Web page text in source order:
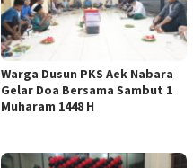
‎Warga Dusun PKS Aek Nabara
Gelar Doa Bersama Sambut 1
Muharam 1448 H